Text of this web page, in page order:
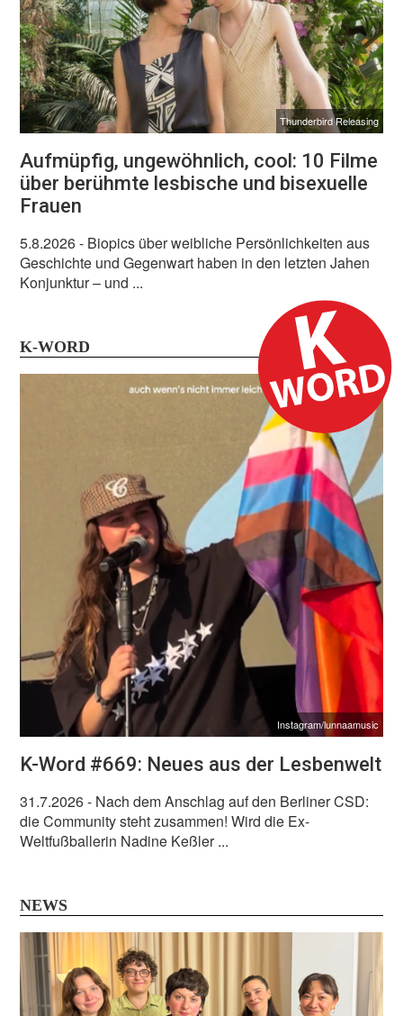
Thunderbird Releasing
Aufmüpfig, ungewöhnlich, cool: 10 Filme
über berühmte lesbische und bisexuelle
Frauen
5.8.2026- Biopics über weibliche Persönlichkeiten aus
Geschichte und Gegenwart haben in den letzten Jahen
Konjunktur – und ...
K-WORD
Instagram/lunnaamusic
K-Word #669: Neues aus der Lesbenwelt
31.7.2026- Nach dem Anschlag auf den Berliner CSD:
die Community steht zusammen! Wird die Ex-
Weltfußballerin Nadine Keßler ...
NEWS